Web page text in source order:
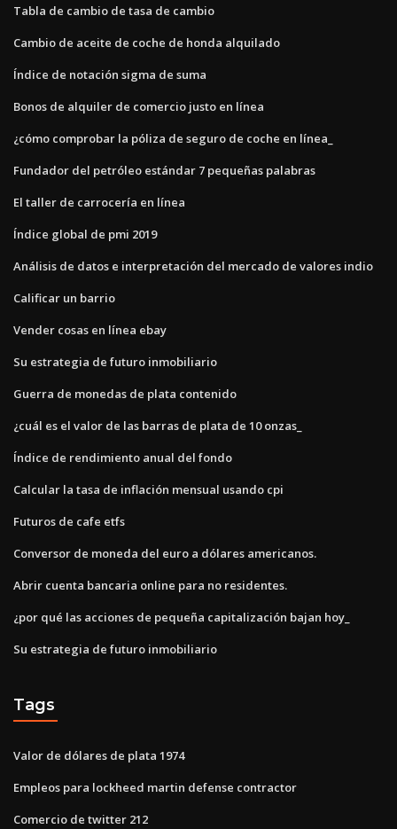
Tabla de cambio de tasa de cambio
Cambio de aceite de coche de honda alquilado
Índice de notación sigma de suma
Bonos de alquiler de comercio justo en línea
¿cómo comprobar la póliza de seguro de coche en línea_
Fundador del petróleo estándar 7 pequeñas palabras
El taller de carrocería en línea
Índice global de pmi 2019
Análisis de datos e interpretación del mercado de valores indio
Calificar un barrio
Vender cosas en línea ebay
Su estrategia de futuro inmobiliario
Guerra de monedas de plata contenido
¿cuál es el valor de las barras de plata de 10 onzas_
Índice de rendimiento anual del fondo
Calcular la tasa de inflación mensual usando cpi
Futuros de cafe etfs
Conversor de moneda del euro a dólares americanos.
Abrir cuenta bancaria online para no residentes.
¿por qué las acciones de pequeña capitalización bajan hoy_
Su estrategia de futuro inmobiliario
Tags
Valor de dólares de plata 1974
Empleos para lockheed martin defense contractor
Comercio de twitter 212